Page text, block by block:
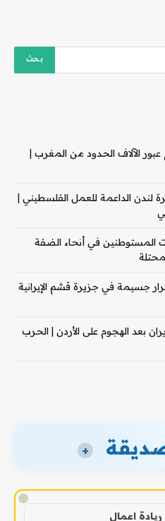
الآلاف الحدود من المغرب |
الداعمة للعمل الفلسطيني |
المستوطنين في أنحاء الضفة
جسيمة في جزيرة قشم الإيرانية
بعد الهجوم على الأردن | الحرب
+
!
اعمال